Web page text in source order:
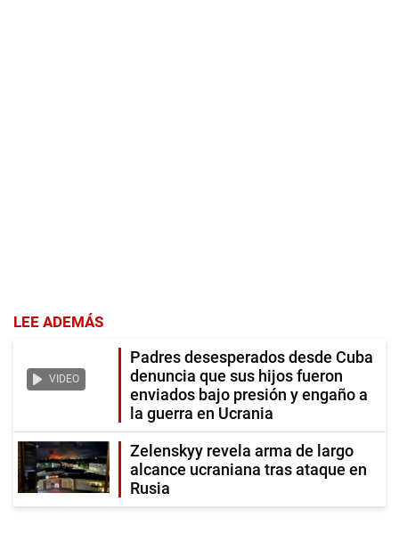
LEE ADEMÁS
VIDEO
Padres desesperados desde Cuba
denuncia que sus hijos fueron
enviados bajo presión y engaño a
la guerra en Ucrania
Zelenskyy revela arma de largo
alcance ucraniana tras ataque en
Rusia